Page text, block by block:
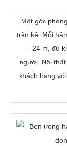
Một góc
trên kệ. Mỗi
– 24 m, đủ
người. Nội
khách hàng